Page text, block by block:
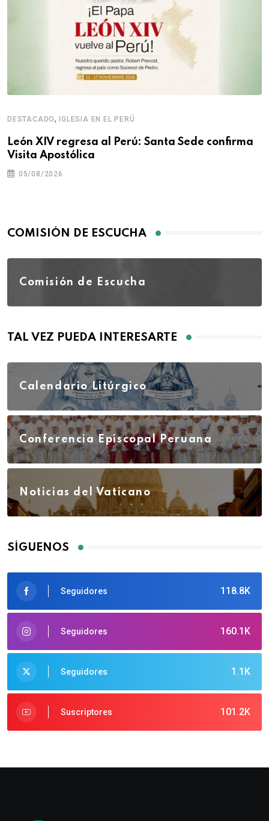
DESTACADO,IGLESIA EN EL PERÚ
León XIV regresa al Perú: Santa Sede confirma
Visita Apostólica
05/08/2026
COMISIÓN DE ESCUCHA
Comisión de Escucha
TAL VEZ PUEDA INTERESARTE
Calendario Litúrgico
Conferencia Episcopal Peruana
Noticias del Vaticano
SÍGUENOS
118.8K
Seguidores
160.1K
Seguidores
1.1K
Seguidores
101.2K
Suscriptores